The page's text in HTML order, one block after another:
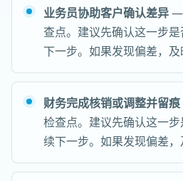
业务员协助客户确认差异—
查点。建议先确认这一步
下一步。如果发现偏差，及
财务完成核销或调整并留痕
检查点。建议先确认这一
续下一步。如果发现偏差，